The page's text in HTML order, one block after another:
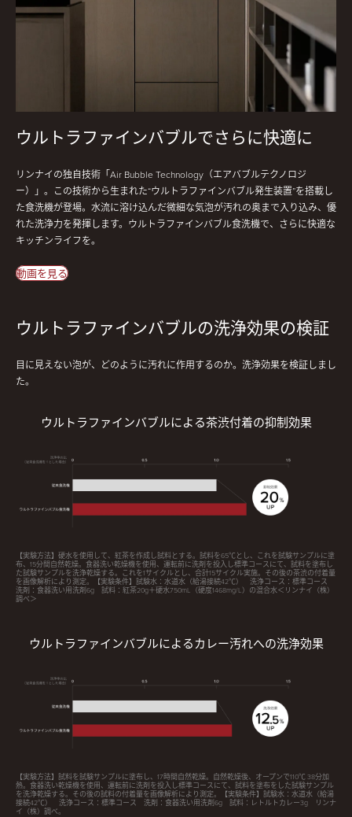
ウルトラファインバブルでさらに快適に
リンナイの独自技術「Air Bubble Technology（エアバブルテクノロジ
ー）」。この技術から生まれた“ウルトラファインバブル発生装置”を搭載し
た食洗機が登場。水流に溶け込んだ微細な気泡が汚れの奥まで入り込み、優
れた洗浄力を発揮します。ウルトラファインバブル食洗機で、さらに快適な
キッチンライフを。
動画を見る
ウルトラファインバブルの洗浄効果の検証
目に見えない泡が、どのように汚れに作用するのか。洗浄効果を検証しまし
た。
ウルトラファインバブルによる茶渋付着の抑制効果
【実験方法】硬水を使用して、紅茶を作成し試料とする。試料を65℃とし、これを試験サンプルに塗
布、15分間自然乾燥。食器洗い乾燥機を使用、運転前に洗剤を投入し標準コースにて、試料を塗布し
た試験サンプルを洗浄乾燥する。これを1サイクルとし、合計15サイクル実施。その後の茶渋の付着量
を画像解析により測定。【実験条件】試験水：水道水（給湯接続42℃） 洗浄コース：標準コース
洗剤：食器洗い用洗剤6g 試料：紅茶20g＋硬水750mL（硬度1468mg/L）の混合水＜リンナイ（株）
調べ＞
ウルトラファインバブルによるカレー汚れへの洗浄効果
【実験方法】試料を試験サンプルに塗布し、17時間自然乾燥。自然乾燥後、オープンで110℃ 38分加
熱。食器洗い乾燥機を使用、運転前に洗剤を投入し標準コースにて、試料を塗布をした試験サンプル
を洗浄乾燥する。その後の試料の付着量を画像解析により測定。【実験条件】試験水：水道水（給湯
接続42℃） 洗浄コース：標準コース 洗剤：食器洗い用洗剤6g 試料：レトルトカレー3g リンナ
イ（株）調べ。